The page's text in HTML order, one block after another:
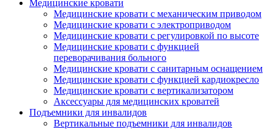
Медицинские кровати
Медицинские кровати с механическим приводом
Медицинские кровати с электроприводом
Медицинские кровати с регулировкой по высоте
Медицинские кровати с функцией
переворачивания больного
Медицинские кровати с санитарным оснащением
Медицинские кровати с функцией кардиокресло
Медицинские кровати с вертикализатором
Аксессуары для медицинских кроватей
Подъемники для инвалидов
Вертикальные подъемники для инвалидов